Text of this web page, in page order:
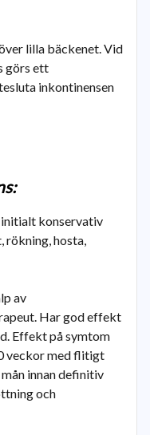
lilla bäckenet. Vid
görs ett
inkontinensen
konservativ
rökning, hosta,
av
Har god effekt
Effekt på symtom
veckor med flitigt
innan definitiv
och